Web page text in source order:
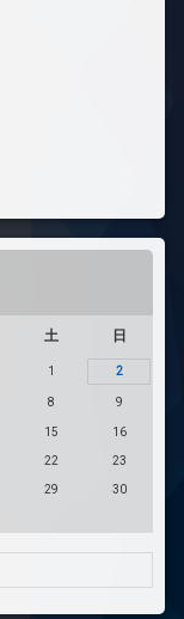
土 日
1 2
8 9
15 16
22 23
29 30